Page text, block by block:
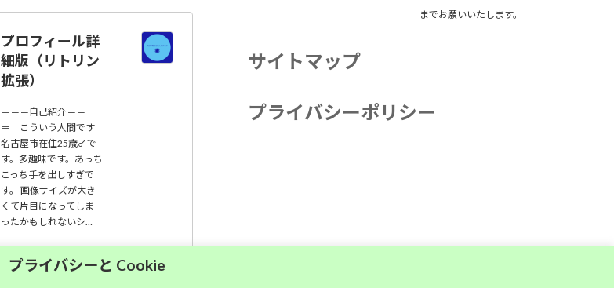
プロフィール詳
細版（リトリン
拡張）
＝＝＝自己紹介＝＝
＝ こういう人間です
名古屋市在住25歳♂で
す。多趣味です。あっち
こっち手を出しすぎで
す。 画像サイズが大き
くて片目になってしま
ったかもしれないシ…
大須中毒名古屋人
のブログ
までお願いいたします。
サイトマップ
プライバシーポリシー
プライバシーと Cookie